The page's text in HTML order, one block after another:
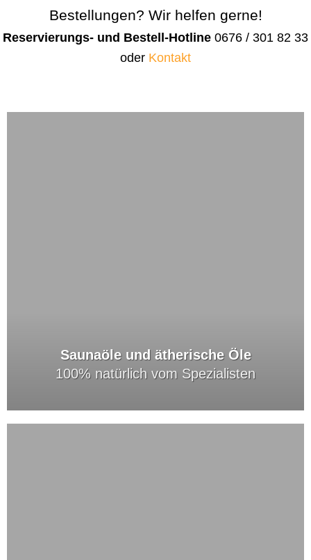
Bestellungen? Wir helfen gerne!
Reservierungs- und Bestell-Hotline 0676 / 301 82 33
oder Kontakt
Saunaöle und ätherische Öle
100% natürlich vom Spezialisten